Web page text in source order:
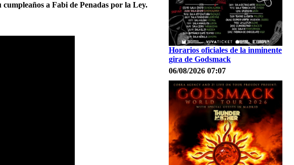
a Fabi de Penadas por la Ley.
Horarios oficiales de la inminente
gira de Godsmack
06/08/2026 07:07